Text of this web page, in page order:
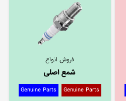
فروش انواع
شمع اصلی
Genuine Parts
Genuine Parts